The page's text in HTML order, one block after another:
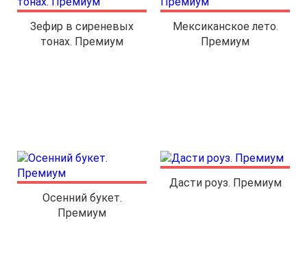
Зефир в сиреневых
тонах. Премиум
Мексиканское лето.
Премиум
Осенний букет.
Премиум
Дасти роуз. Премиум